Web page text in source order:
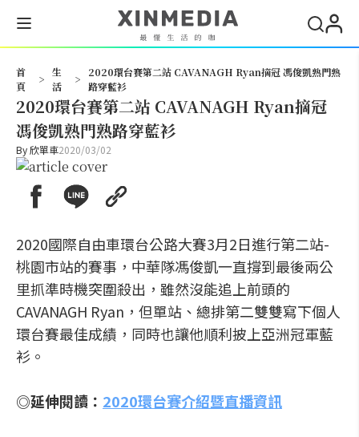
首
頁
>
生
活
>
2020環台賽第二站 CAVANAGH Ryan摘冠 馮俊凱熟門熟
路穿藍衫
2020環台賽第二站 CAVANAGH Ryan摘冠
馮俊凱熟門熟路穿藍衫
By欣單車2020/03/02
2020國際自由車環台公路大賽3月2日進行第二站-
桃園市站的賽事，中華隊馮俊凱一直撐到最後兩公
里抓準時機突圍殺出，雖然沒能追上前頭的
CAVANAGH Ryan，但單站、總排第二雙雙寫下個人
環台賽最佳成績，同時也讓他順利披上亞洲冠軍藍
衫。
◎延伸閱讀： 2020環台賽介紹暨直播資訊